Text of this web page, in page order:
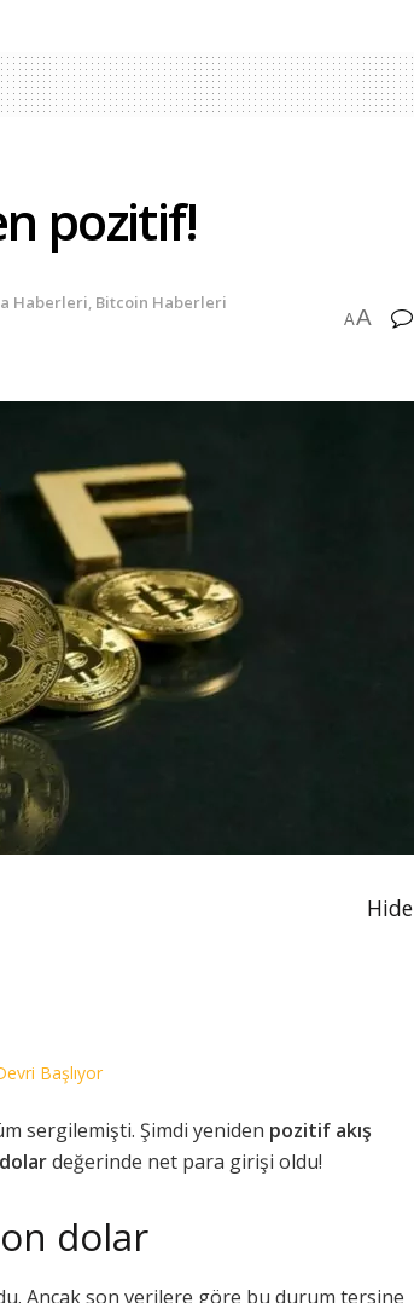
pozitif!
Haberleri, Bitcoin Haberleri
AA
Hide
Başlıyor
sergilemişti. Şimdi yeniden pozitif akış
değerinde net para girişi oldu!
dolar
Ancak son verilere göre bu durum tersine